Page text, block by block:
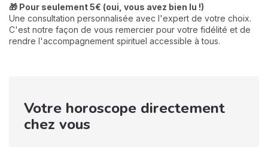
🎁 Pour seulement 5€ (oui, vous avez bien lu !)
Une consultation personnalisée avec l'expert de votre choix.
C'est notre façon de vous remercier pour votre fidélité et de
rendre l'accompagnement spirituel accessible à tous.
Votre horoscope directement
chez vous